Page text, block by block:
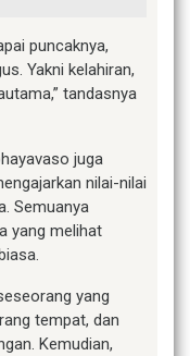
puncaknya,
Yakni kelahiran,
tandasnya
juga
nilai-nilai
Semuanya
yang melihat
yang
tempat, dan
Kemudian,